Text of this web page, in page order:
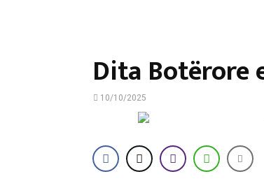
Dita Botërore
10/10/2025